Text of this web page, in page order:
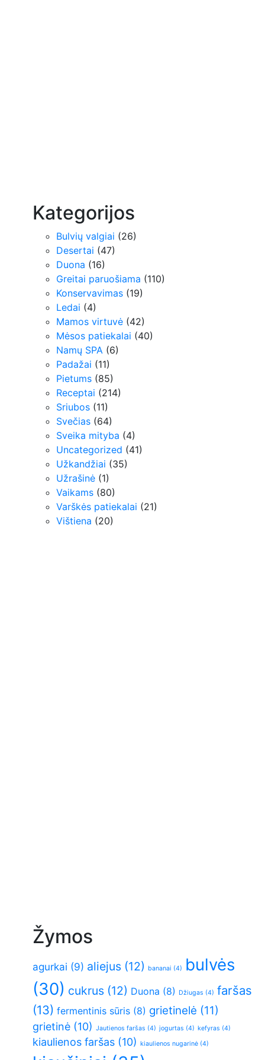
Kategorijos
Bulvių valgiai (26)
Desertai (47)
Duona (16)
Greitai paruošiama (110)
Konservavimas (19)
Ledai (4)
Mamos virtuvė (42)
Mėsos patiekalai (40)
Namų SPA (6)
Padažai (11)
Pietums (85)
Receptai (214)
Sriubos (11)
Svečias (64)
Sveika mityba (4)
Uncategorized (41)
Užkandžiai (35)
Užrašinė (1)
Vaikams (80)
Varškės patiekalai (21)
Vištiena (20)
Žymos
agurkai (9) aliejus (12) bananai (4)
bulvės
(30) cukrus (12) Duona (8) Džiugas (4) faršas
(13) fermentinis sūris (8) grietinelė (11)
grietinė (10) Jautienos faršas (4) jogurtas (4) kefyras (4)
kiaulienos faršas (10) kiaulienos nugarinė (4)